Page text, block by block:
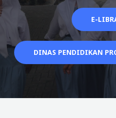
E-
DINAS PENDIDIKAN